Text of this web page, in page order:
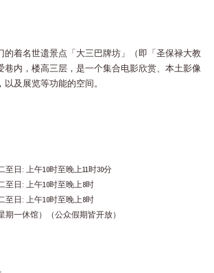
的着名世遗景点「大三巴牌坊」（即「圣保禄大教
巷内，楼高三层，是一个集合电影欣赏、本土影像
及展览等功能的空间。
至日: 上午10时至晚上11时30分
至日: 上午10时至晚上8时
至日: 上午10时至晚上8时
期一休馆）（公众假期皆开放）